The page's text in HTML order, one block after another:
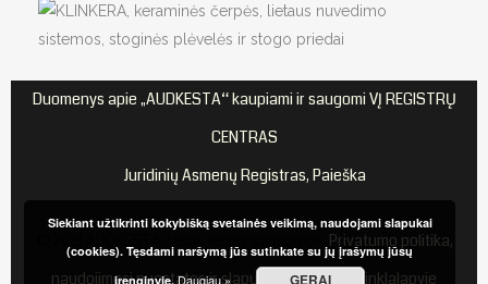
Duomenys apie „AUDKESTA“ kaupiami ir saugomi VĮ REGISTRŲ
CENTRAS
Juridinių Asmenų Registras, Paieška
Privatumo politika,
naudojimosi nuostatos ir slapukų naudojimas tinklalapyje
Siekiant užtikrinti kokybišką svetainės veikimą, naudojami slapukai
(cookies). Tęsdami naršymą jūs sutinkate su jų įrašymų jūsų
įrenginyje.Daugiau » GERAI